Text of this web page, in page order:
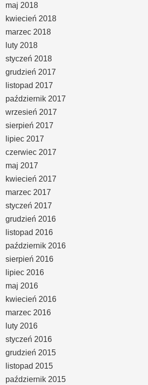
maj 2018
kwiecień 2018
marzec 2018
luty 2018
styczeń 2018
grudzień 2017
listopad 2017
październik 2017
wrzesień 2017
sierpień 2017
lipiec 2017
czerwiec 2017
maj 2017
kwiecień 2017
marzec 2017
styczeń 2017
grudzień 2016
listopad 2016
październik 2016
sierpień 2016
lipiec 2016
maj 2016
kwiecień 2016
marzec 2016
luty 2016
styczeń 2016
grudzień 2015
listopad 2015
październik 2015